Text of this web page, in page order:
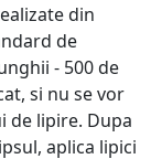
din
de
- 500 de
si nu se vor
de lipire. Dupa
aplica lipici